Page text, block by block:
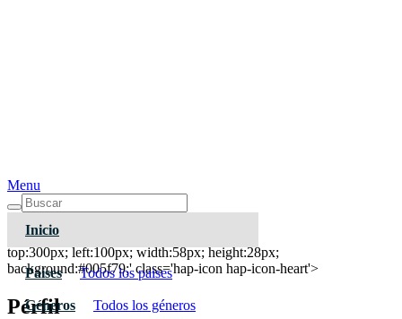
Menu
Inicio
Paises Todos los paises
Géneros Todos los géneros
América Radio 104.5 FM - Guayaquil
top:300px; left:100px; width:58px; height:28px;
background:#005f79;' class='hap-icon hap-icon-heart'>
Pérfil